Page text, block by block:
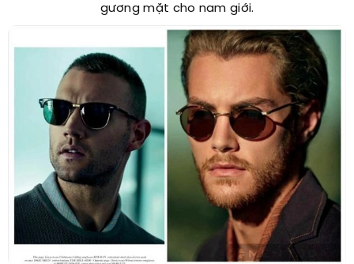
gương mặt cho nam giới.